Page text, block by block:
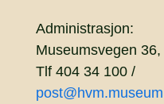
Administrasjon:
Museumsvegen
Tlf 404 34 100 /